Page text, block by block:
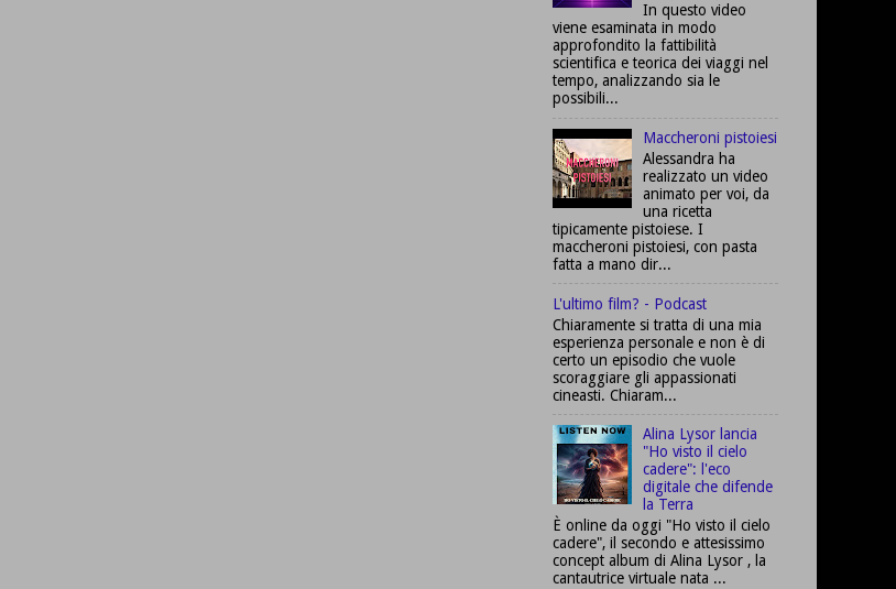
In questo video
viene esaminata in modo
approfondito la fattibilità
scientifica e teorica dei viaggi nel
tempo, analizzando sia le
possibili...
Maccheroni pistoiesi
Alessandra ha
realizzato un video
animato per voi, da
una ricetta
tipicamente pistoiese. I
maccheroni pistoiesi, con pasta
fatta a mano dir...
L'ultimo film? - Podcast
Chiaramente si tratta di una mia
esperienza personale e non è di
certo un episodio che vuole
scoraggiare gli appassionati
cineasti. Chiaram...
Alina Lysor lancia
"Ho visto il cielo
cadere": l'eco
digitale che difende
la Terra
È online da oggi "Ho visto il cielo
cadere", il secondo e attesissimo
concept album di Alina Lysor , la
cantautrice virtuale nata ...